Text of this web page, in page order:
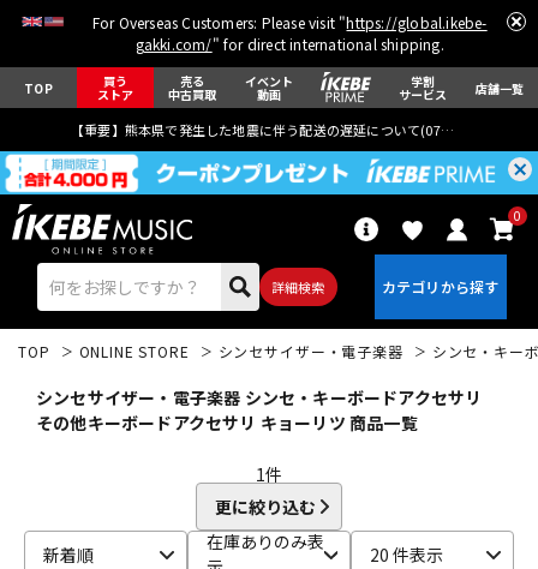
For Overseas Customers: Please visit "https://global.ikebe-
gakki.com/" for direct international shipping.
TOP 買う
ストア
売る
中古買取
イベント
動画
学割
サービス 店舗一覧
【重要】熊本県で発生した地震に伴う配送の遅延について(07月29日
詳細検索
0
TOP ONLINE STORE シンセサイザー・電子楽器 シンセ・キー
シンセサイザー・電子楽器 シンセ・キーボードアクセサリ
その他キーボードアクセサリ キョーリツ 商品一覧
1件
更に絞り込む
新着順
在庫ありのみ表
20 件表示